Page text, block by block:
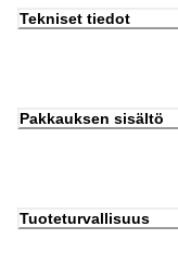
Tekniset tiedot
Pakkauksen sisältö
Tuoteturvallisuus